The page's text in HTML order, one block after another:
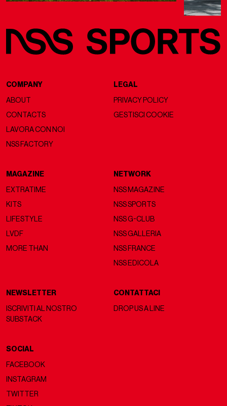
COMPANY
ABOUT
CONTACTS
LAVORA CON NOI
NSS FACTORY
LEGAL
PRIVACY POLICY
GESTISCI COOKIE
MAGAZINE
EXTRATIME
KITS
LIFESTYLE
LVDF
MORE THAN
NETWORK
NSS MAGAZINE
NSS SPORTS
NSS G-CLUB
NSS GALLERIA
NSS FRANCE
NSS EDICOLA
NEWSLETTER
ISCRIVITI AL NOSTRO
SUBSTACK
CONTATTACI
DROP US A LINE
SOCIAL
FACEBOOK
INSTAGRAM
TWITTER